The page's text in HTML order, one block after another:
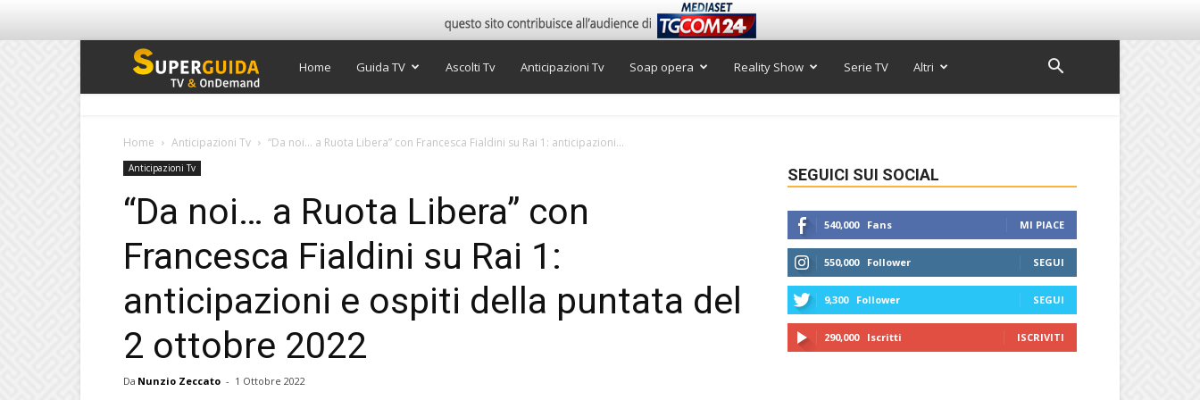
Super
Home Guida TV Ascolti Tv Anticipazioni Tv Soap opera Reality Show Serie TV Altri
Home Anticipazioni Tv “Da noi… a Ruota Libera” con Francesca Fialdini su Rai 1: anticipazioni...
Anticipazioni Tv
“Da noi… a Ruota Libera” con
Francesca Fialdini su Rai 1:
anticipazioni e ospiti della puntata del
2 ottobre 2022
Da Nunzio Zeccato - 1 Ottobre 2022
SEGUICI SUI SOCIAL
540,000 Fans MI PIACE
550,000 Follower SEGUI
9,300 Follower SEGUI
290,000 Iscritti ISCRIVITI